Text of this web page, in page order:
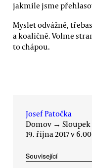
jakmile jsme
Myslet odvážně,
a koaličně. Volme
to chápou.
Josef Patočka
Domov → Sloupek
19. října 2017 v 6.00
Související